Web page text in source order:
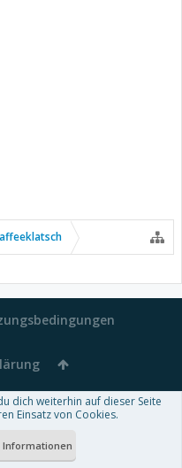
-Deutsch von xenDach
ThemeHouse
dich weiterhin auf dieser Seite
Einsatz von Cookies.
Informationen